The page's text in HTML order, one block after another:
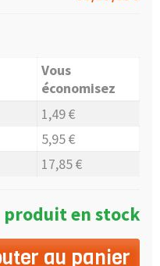
Vous
économisez
1,49 €
5,95 €
17,85 €
produit en stock
au panier